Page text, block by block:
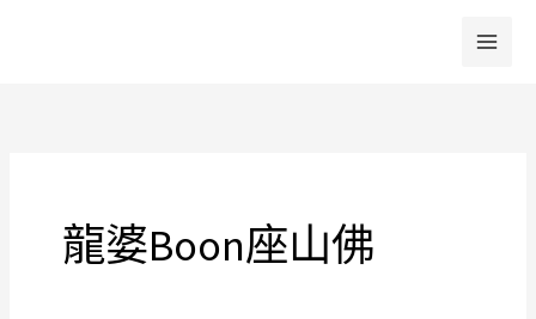
龍婆boon座山佛